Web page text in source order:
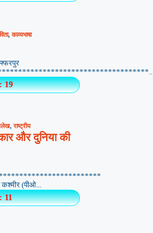
,काव्यभाषा
19
,राष्ट्रीय
और दुनिया की
कश्मीर (पीओ...
11